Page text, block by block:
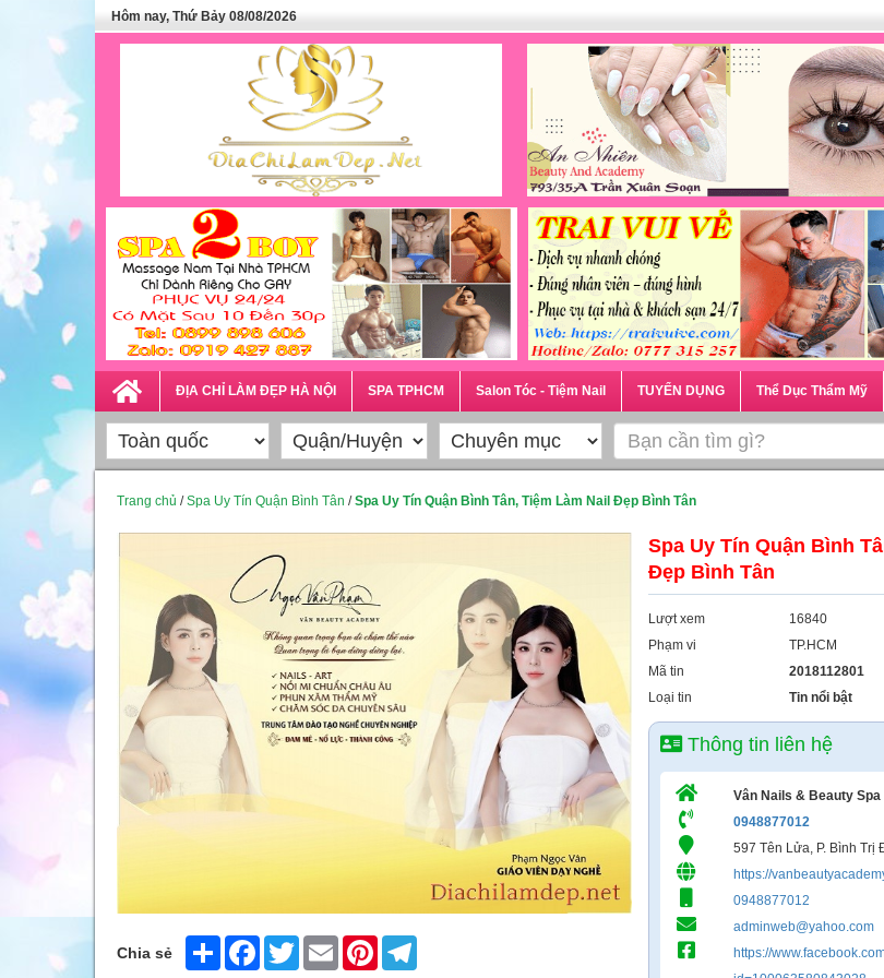
Hôm nay, Thứ Bảy 08/08/2026
ĐỊA CHỈ LÀM ĐẸP HÀ NỘI SPA TPHCM Salon Tóc - Tiệm Nail TUYỂN DỤNG Thể Dục Thẩm Mỹ
Trang chủ /Spa Uy Tín Quận Bình Tân /Spa Uy Tín Quận Bình Tân, Tiệm Làm Nail Đẹp Bình Tân
Chia sẻ Share FacebookTwitter Email Pinterest
Spa Uy Tín Quận Bình
Đẹp Bình Tân
Lượt xem
16840
Phạm vi
TP.HCM
Mã tin
2018112801
Loại tin
Tin nổi bật
Thông tin liên hệ
Vân Nails & Beauty Spa
0948877012
597 Tên Lửa, P. Bình Trị
https://
0948877012
adminweb@yahoo.com
https://